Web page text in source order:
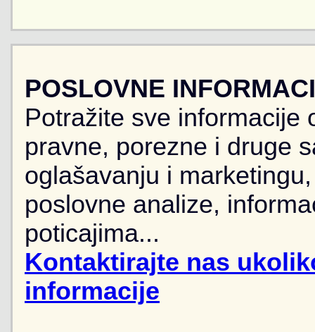
POSLOVNE
Potražite sve informacije
pravne, porezne i druge
oglašavanju i
poslovne analize,
poticajima...
Kontaktirajte nas
informacije